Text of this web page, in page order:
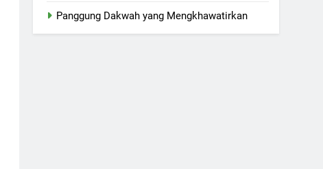
Panggung Dakwah yang Mengkhawatirkan